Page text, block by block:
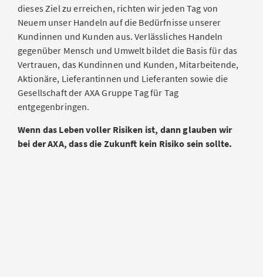
dieses Ziel zu erreichen, richten wir jeden Tag von
Neuem unser Handeln auf die Bedürfnisse unserer
Kundinnen und Kunden aus. Verlässliches Handeln
gegenüber Mensch und Umwelt bildet die Basis für das
Vertrauen, das Kundinnen und Kunden, Mitarbeitende,
Aktionäre, Lieferantinnen und Lieferanten sowie die
Gesellschaft der AXA Gruppe Tag für Tag
entgegenbringen.
Wenn das Leben voller Risiken ist, dann glauben wir
bei der AXA, dass die Zukunft kein Risiko sein sollte.